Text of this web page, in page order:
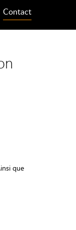
Contact
que